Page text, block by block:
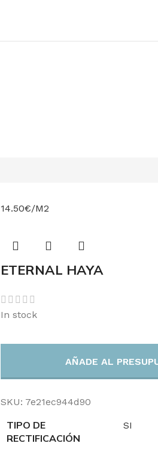
14.50€/M2
ETERNAL HAYA
In stock
AÑADE AL
SKU: 7e21ec944d90
TIPO DE
RECTIFICACIÓN
SI